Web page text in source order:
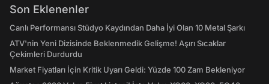
Son Eklenenler
Canlı Performansı Stüdyo Kaydından Daha İyi Olan 10 Metal Şarkı
ATV'nin Yeni Dizisinde Beklenmedik Gelişme! Aşırı Sıcaklar
Çekimleri Durdurdu
Market Fiyatları İçin Kritik Uyarı Geldi: Yüzde 100 Zam Bekleniyor